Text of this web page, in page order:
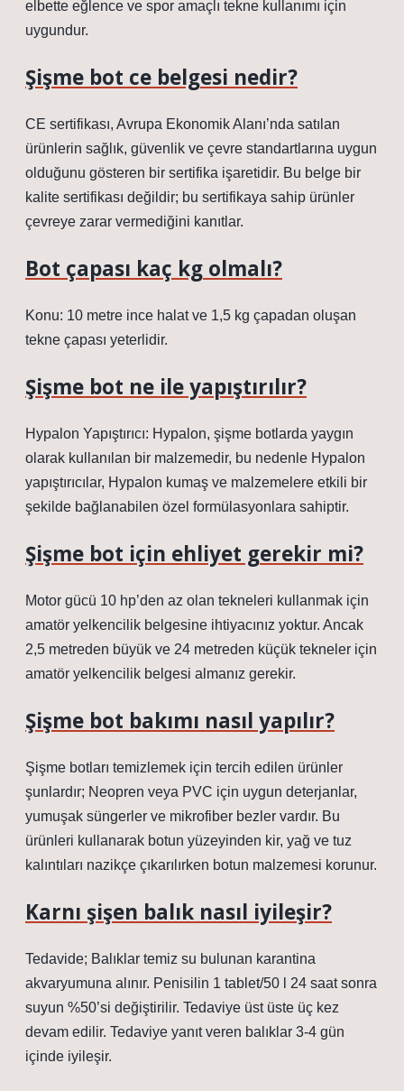
elbette eğlence ve spor amaçlı tekne kullanımı için
uygundur.
Şişme bot ce belgesi nedir?
CE sertifikası, Avrupa Ekonomik Alanı’nda satılan
ürünlerin sağlık, güvenlik ve çevre standartlarına uygun
olduğunu gösteren bir sertifika işaretidir. Bu belge bir
kalite sertifikası değildir; bu sertifikaya sahip ürünler
çevreye zarar vermediğini kanıtlar.
Bot çapası kaç kg olmalı?
Konu: 10 metre ince halat ve 1,5 kg çapadan oluşan
tekne çapası yeterlidir.
Şişme bot ne ile yapıştırılır?
Hypalon Yapıştırıcı: Hypalon, şişme botlarda yaygın
olarak kullanılan bir malzemedir, bu nedenle Hypalon
yapıştırıcılar, Hypalon kumaş ve malzemelere etkili bir
şekilde bağlanabilen özel formülasyonlara sahiptir.
Şişme bot için ehliyet gerekir mi?
Motor gücü 10 hp’den az olan tekneleri kullanmak için
amatör yelkencilik belgesine ihtiyacınız yoktur. Ancak
2,5 metreden büyük ve 24 metreden küçük tekneler için
amatör yelkencilik belgesi almanız gerekir.
Şişme bot bakımı nasıl yapılır?
Şişme botları temizlemek için tercih edilen ürünler
şunlardır; Neopren veya PVC için uygun deterjanlar,
yumuşak süngerler ve mikrofiber bezler vardır. Bu
ürünleri kullanarak botun yüzeyinden kir, yağ ve tuz
kalıntıları nazikçe çıkarılırken botun malzemesi korunur.
Karnı şişen balık nasıl iyileşir?
Tedavide; Balıklar temiz su bulunan karantina
akvaryumuna alınır. Penisilin 1 tablet/50 l 24 saat sonra
suyun %50’si değiştirilir. Tedaviye üst üste üç kez
devam edilir. Tedaviye yanıt veren balıklar 3-4 gün
içinde iyileşir.